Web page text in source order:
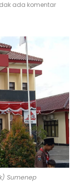
ada komentar
Sumenep